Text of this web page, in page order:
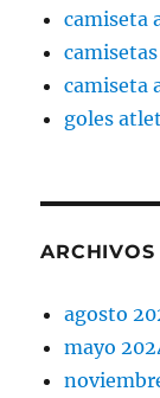
camiseta
camiseta
goles
ARCHIVOS
agosto
mayo